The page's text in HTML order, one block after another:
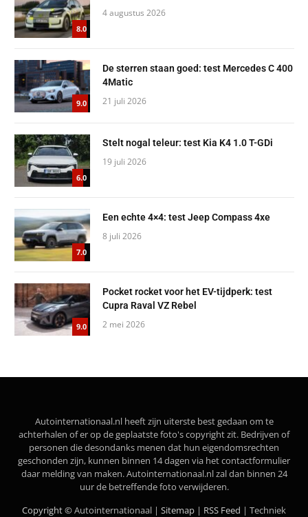
8.0
4 augustus 2026
9.0
De sterren staan goed: test Mercedes C 400
4Matic
21 juli 2026
6.0
Stelt nogal teleur: test Kia K4 1.0 T-GDi
19 juli 2026
7.0
Een echte 4×4: test Jeep Compass 4xe
8 juli 2026
9.0
Pocket rocket voor het EV-tijdperk: test
Cupra Raval VZ Rebel
2 mei 2026
Autointernationaal.nl heeft zijn uiterste best gedaan om te
achterhalen of er op de geplaatste foto's copyright zit. Bedrijven of
personen die desondanks menen dat hun eigendomsrechten
geschonden zijn, kunnen binnen 14 dagen via het contactformulier
daar melding van maken. Autointernationaal.nl zal dan binnen 24
uur de betreffende foto verwijderen.
Copyright ©Autointernationaal | Sitemap | RSS Feed | Techniek